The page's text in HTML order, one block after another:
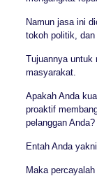
Namun jasa ini
tokoh politik, dan
Tujuannya untuk
masyarakat.
Apakah Anda
proaktif
pelanggan Anda?
Entah Anda
Maka